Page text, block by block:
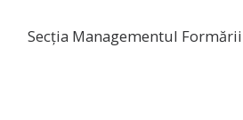
Secția Managementul